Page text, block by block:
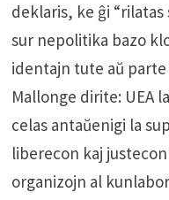
deklaris, ke ĝi
sur nepolitika bazo
identajn tute aŭ parte
Mallonge dirite: UEA
celas antaŭenigi la
liberecon kaj
organizojn al